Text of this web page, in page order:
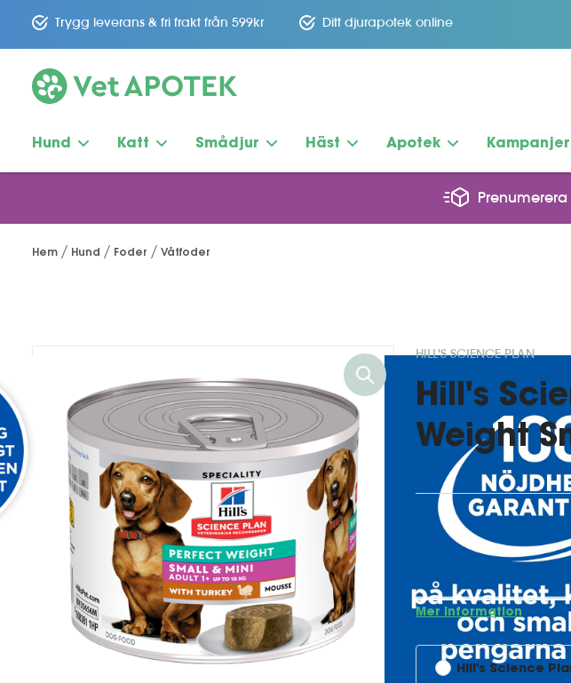
Trygg leverans & fri frakt från 599kr Ditt djurapotek online
Hund Katt Smådjur Häst Apotek Kampanjer
Prenumerera
Hem Hund Foder Våtfoder
HILL'S SCIENCE PLAN
Hill's
Weight
Hill's Science Plan
små vuxna hundar på
upp i vikt. Formulerad
långvarigt viktstöd. En
Mer information
Hill's Science